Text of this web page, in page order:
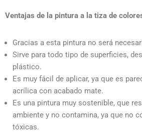
Ventajas de la pintura a la tiza de
Gracias a esta pintura no será
Sirve para todo tipo de superficies,
plástico.
Es muy fácil de aplicar, ya que es
acrílica con acabado mate.
Es una pintura muy sostenible, que
ambiente y no contamina, ya que no
tóxicas.